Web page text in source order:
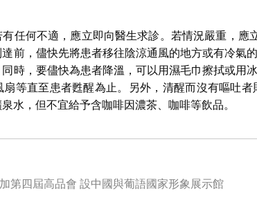
任何不適，應立即向醫生求診。若情況嚴重，應
前，儘快先將患者移往陰涼通風的地方或有冷氣
時，要儘快為患者降溫，可以用濕毛巾擦拭或用
等直至患者甦醒為止。另外，清醒而沒有嘔吐
水，但不宜給予含咖啡因濃茶、咖啡等飲品。
第四屆高品會 設中國與葡語國家形象展示館